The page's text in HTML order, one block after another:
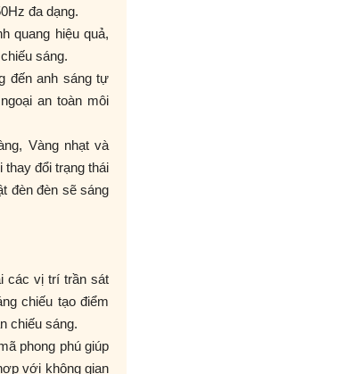
đa dạng.
quang hiệu quả,
sáng.
đến anh sáng tự
an toàn môi
Vàng nhạt và
thay đổi trạng thái
đèn đèn sẽ sáng
các vị trí trần sát
chiếu tạo điểm
chiếu sáng.
phong phú giúp
với không gian